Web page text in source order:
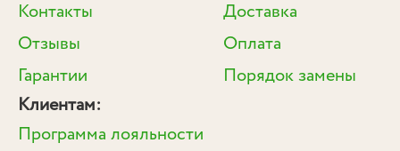
Контакты
Отзывы
Гарантии
Доставка
Оплата
Порядок замены
Клиентам:
Программа лояльности